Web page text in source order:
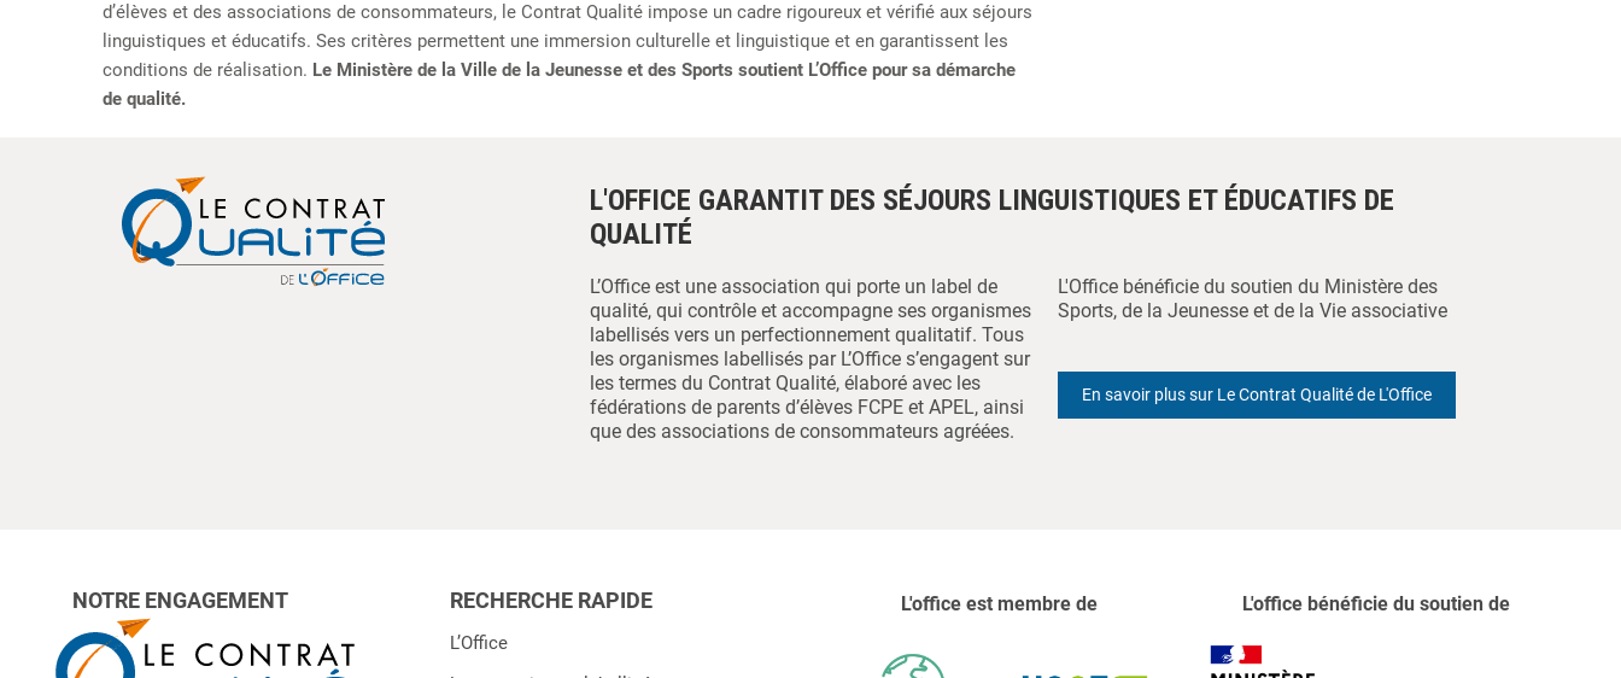
d’élèves et des associations de consommateurs, le Contrat Qualité impose un cadre rigoureux et vérifié aux séjours
linguistiques et éducatifs. Ses critères permettent une immersion culturelle et linguistique et en garantissent les
conditions de réalisation. Le Ministère de la Ville de la Jeunesse et des Sports soutient L’Office pour sa démarche
de qualité.
L'OFFICE GARANTIT DES SÉJOURS LINGUISTIQUES ET ÉDUCATIFS DE
QUALITÉ
L’Office est une association qui porte un label de
qualité, qui contrôle et accompagne ses organismes
labellisés vers un perfectionnement qualitatif. Tous
les organismes labellisés par L’Office s’engagent sur
les termes du Contrat Qualité, élaboré avec les
fédérations de parents d’élèves FCPE et APEL, ainsi
que des associations de consommateurs agréées.
L'Office bénéficie du soutien du Ministère des
Sports, de la Jeunesse et de la Vie associative
En savoir plus sur Le Contrat Qualité de L'Office
NOTRE ENGAGEMENT RECHERCHE RAPIDE
L’Office
L'office est membre de L'office bénéficie du soutien de